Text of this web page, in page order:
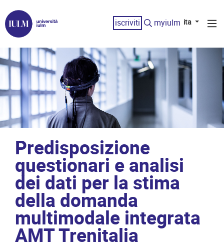
iscriviti myiulm ita
Predisposizione
questionari e analisi
dei dati per la stima
della domanda
multimodale integrata
AMT Trenitalia